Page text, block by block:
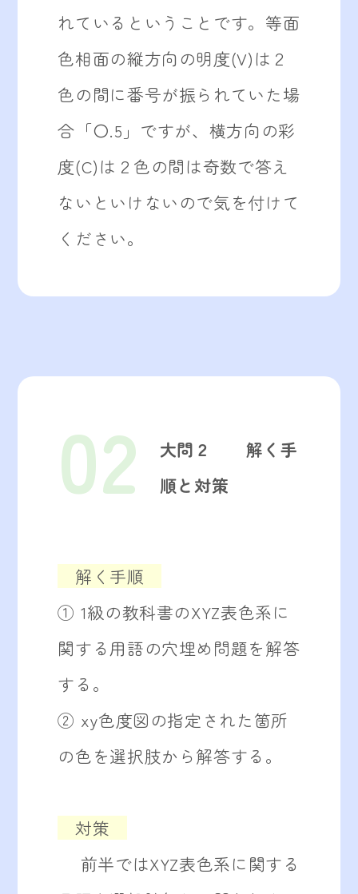
れているということです。等面
色相面の縦方向の明度(V)は２
色の間に番号が振られていた場
合「〇.5」ですが、横方向の彩
度(C)は２色の間は奇数で答え
ないといけないので気を付けて
ください。
02
大問２ 解く手
順と対策
解く手順
① 1級の教科書のXYZ表色系に
関する用語の穴埋め問題を解答
する。
② xy色度図の指定された箇所
の色を選択肢から解答する。
対策
前半ではXYZ表色系に関する